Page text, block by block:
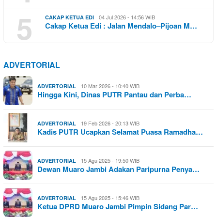
5
CAKAP KETUA EDI 04 Jul 2026 - 14:56 WIB
Cakap Ketua Edi : Jalan Mendalo–Pijoan M…
ADVERTORIAL
ADVERTORIAL 10 Mar 2026 - 10:40 WIB
Hingga Kini, Dinas PUTR Pantau dan Perba…
ADVERTORIAL 19 Feb 2026 - 20:13 WIB
Kadis PUTR Ucapkan Selamat Puasa Ramadha…
ADVERTORIAL 15 Agu 2025 - 19:50 WIB
Dewan Muaro Jambi Adakan Paripurna Penya…
ADVERTORIAL 15 Agu 2025 - 15:46 WIB
Ketua DPRD Muaro Jambi Pimpin Sidang Par…